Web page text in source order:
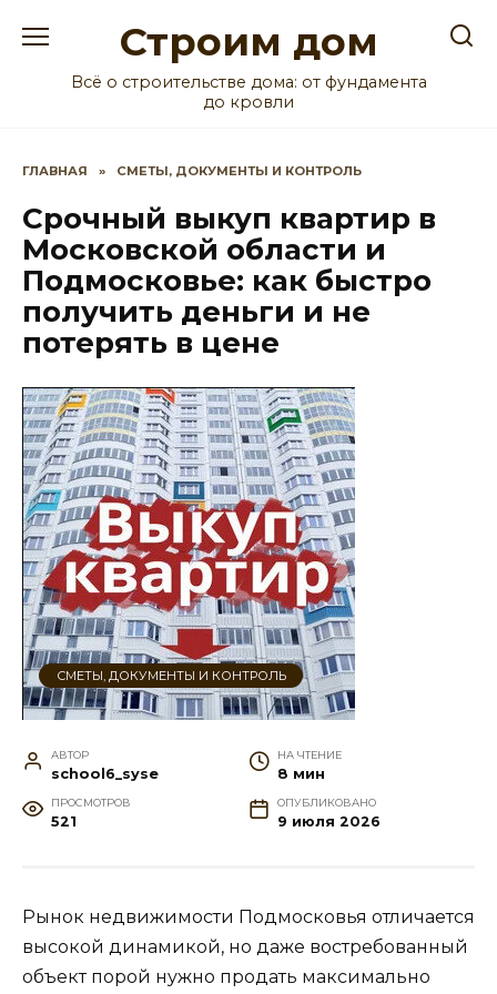
Строим дом
Всё о строительстве дома: от фундамента
до кровли
ГЛАВНАЯ » СМЕТЫ, ДОКУМЕНТЫ И КОНТРОЛЬ
Срочный выкуп квартир в
Московской области и
Подмосковье: как быстро
получить деньги и не
потерять в цене
СМЕТЫ, ДОКУМЕНТЫ И КОНТРОЛЬ
АВТОР
school6_syse
НА ЧТЕНИЕ
8 мин
ПРОСМОТРОВ
521
ОПУБЛИКОВАНО
9 июля 2026
Рынок недвижимости Подмосковья отличается
высокой динамикой, но даже востребованный
объект порой нужно продать максимально